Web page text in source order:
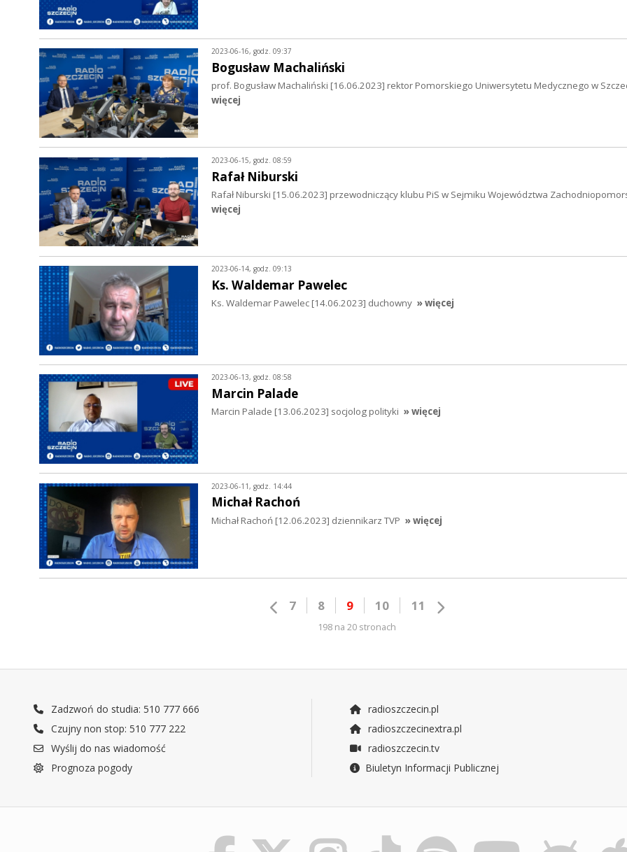
2023-06-16, godz. 09:37
Bogusław Machaliński
prof. Bogusław Machaliński [16.06.2023] rektor Pomorskiego Uniwersytetu Medycznego w
więcej
2023-06-15, godz. 08:59
Rafał Niburski
Rafał Niburski [15.06.2023] przewodniczący klubu PiS w Sejmiku Województwa
więcej
2023-06-14, godz. 09:13
Ks. Waldemar Pawelec
Ks. Waldemar Pawelec [14.06.2023] duchowny » więcej
2023-06-13, godz. 08:58
Marcin Palade
Marcin Palade [13.06.2023] socjolog polityki » więcej
2023-06-11, godz. 14:44
Michał Rachoń
Michał Rachoń [12.06.2023] dziennikarz TVP » więcej
7 8 9 10 11
198 na 20 stronach
Zadzwoń do studia: 510 777 666
Czujny non stop: 510 777 222
Wyślij do nas wiadomość
Prognoza pogody
radioszczecin.pl
radioszczecinextra.pl
radioszczecin.tv
Biuletyn Informacji Publicznej